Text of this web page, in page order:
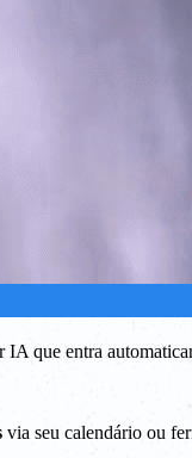
que entra
via seu calendário ou